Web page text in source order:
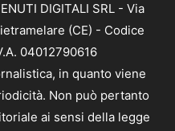
DIGITALI SRL - Via
(CE) - Codice
04012790616
in quanto viene
Non può pertanto
ai sensi della legge